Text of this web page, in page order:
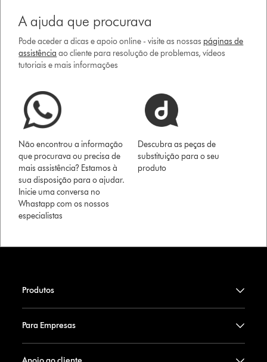
A ajuda que procurava
Pode aceder a dicas e apoio online - visite as nossas páginas de
assistência ao cliente para resolução de problemas, vídeos
tutoriais e mais informações
Não encontrou a informação
que procurava ou precisa de
mais assistência? Estamos à
sua disposição para o ajudar.
Inicie uma conversa no
Whastapp com os nossos
especialistas
Descubra as peças de
substituição para o seu
produto
Produtos
Para Empresas